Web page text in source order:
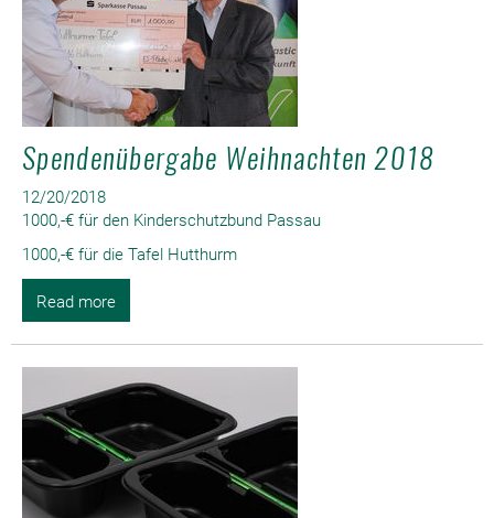
Spendenübergabe Weihnachten 2018
12/20/2018
1000,-€ für den Kinderschutzbund Passau
1000,-€ für die Tafel Hutthurm
Read more